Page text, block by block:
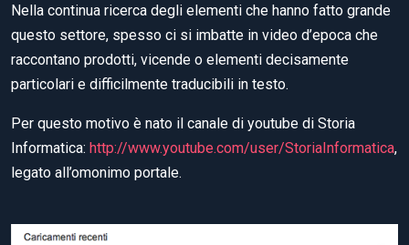
Nella continua ricerca degli elementi che hanno fatto grande
questo settore, spesso ci si imbatte in video d’epoca che
raccontano prodotti, vicende o elementi decisamente
particolari e difficilmente traducibili in testo.
Per questo motivo è nato il canale di youtube di Storia
Informatica: http://www.youtube.com/user/StoriaInformatica,
legato all’omonimo portale.